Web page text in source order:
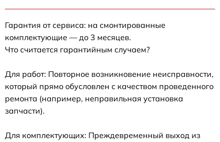
Гарантия от сервиса: на смонтированные
комплектующие — до 3 месяцев.
Что считается гарантийным случаем?
Для работ: Повторное возникновение неисправности,
который прямо обусловлен с качеством проведенного
ремонта (например, неправильная установка
запчасти).
Для комплектующих: Преждевременный выход из